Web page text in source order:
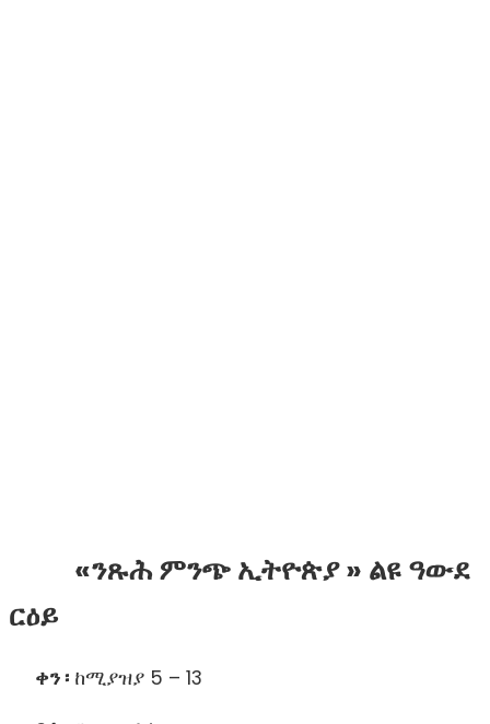
«ንጹሕ ምንጭ ኢትዮጵያ » ልዩ ዓውደ
ርዕይ
ቀን ፡ ከሚያዝያ 5 – 13